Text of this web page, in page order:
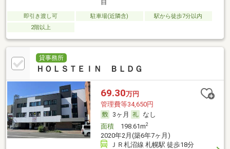
目
即引き渡し可 駐車場(近隣含)
駅から徒歩7分以内
2階以上
貸事務所
ＨＯＬＳＴＥＩＮ ＢＬＤＧ
69.30万円
管理費等34,650円
3ヶ月
なし
面積198.61m2
2020年2月(築6年7ヶ月)
ＪＲ札沼線 札幌駅 徒歩18分